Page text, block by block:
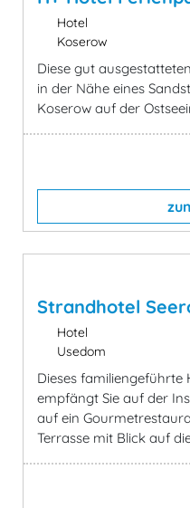
Hotel
Koserow
Diese gut
in der Nähe eines
Koserow auf der
Strandhotel
Hotel
Usedom
Dieses familiengeführte
empfängt Sie auf der
auf ein
Terrasse mit Blick auf